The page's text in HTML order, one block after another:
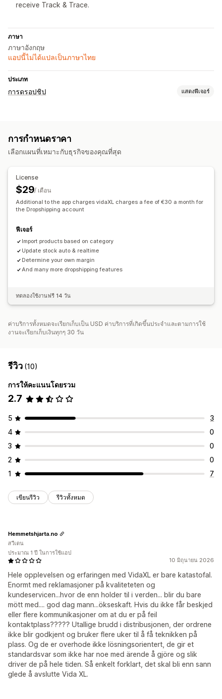
receive Track & Trace.
ภาษา
ภาษาอังกฤษ
แอปนี้ไม่ได้แปลเป็นภาษาไทย
ประเภท
การดรอปชิป แสดงฟีเจอร์
อิเล็กทรอนิกส์ ศิลปะและงานฝีมือ
สินค้าสำหรับเด็ก สินค้ากีฬา สินค้าสำหรับสัตว์เลี้ยง
ตำแหน่งที่ตั้งที่จัดหา
สวีเดน สหรัฐอเมริกา สหราชอาณาจักร
ไอร์แลนด์
การกำหนดราคา
เลือกแผนที่เหมาะกับธุรกิจของคุณที่สุด
License
$29/ เดือน
Additional to the app charges vidaXL charges a fee of €30 a month for
the Dropshipping account
ฟีเจอร์
Import products based on category
Update stock auto & realtime
Determine your own margin
And many more dropshipping features
ทดลองใช้งานฟรี 14 วัน
ค่าบริการทั้งหมดจะเรียกเก็บเป็น USD ค่าบริการที่เกิดขึ้นประจำและตามการใช้
งานจะเรียกเก็บเงินทุกๆ 30 วัน
รีวิว (10)
การให้คะแนนโดยรวม
2.7
5
3
4
0
3
0
2
0
1
7
เขียนรีวิว รีวิวทั้งหมด
10 มิถุนายน 2026
Hele opplevelsen og erfaringen med VidaXL er bare katastofal.
Enormt med reklamasjoner på kvaliteteten og
kundeservicen...hvor de enn holder til i verden... blir du bare
mött med.... god dag mann...ökseskaft. Hvis du ikke får beskjed
eller flere kommunikasjoner om at du er på feil
kontaktplass????? Utallige brudd i distribusjonen, der ordrene
ikke blir godkjent og bruker flere uker til å få teknikken på
plass. Og de er overhode ikke lösningsorientert, de gir et
standardsvar som ikke har noe med ärende å gjöre og slik
driver de på hele tiden. Så enkelt forklart, det skal bli enn sann
glede å avslutte Vida XL.
Hemmetshjarta.no
สวีเดน
ประมาณ 1 ปี ในการใช้แอป